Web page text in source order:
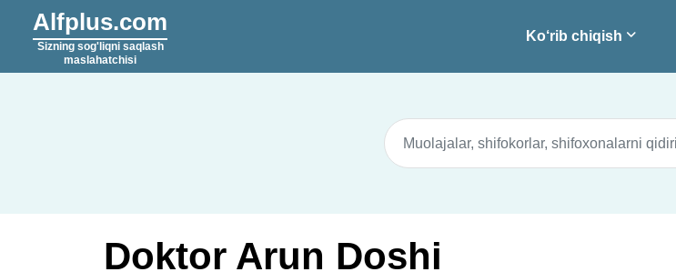
Alfplus.com
Sizning sog'liqni saqlash
maslahatchisi
Ko‘rib chiqish
Doktor Arun Doshi